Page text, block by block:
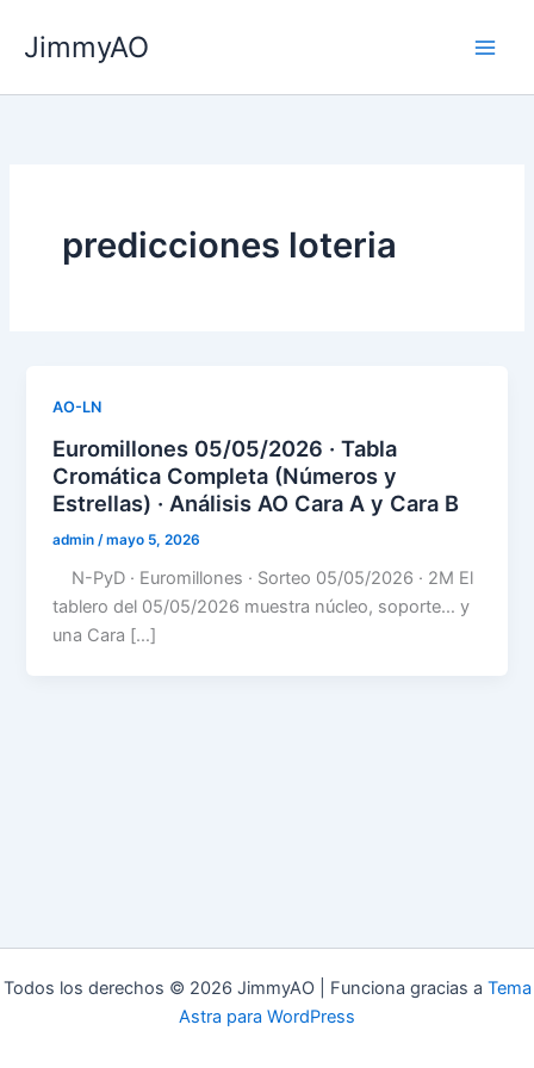
JimmyAO
predicciones loteria
AO-LN
Euromillones 05/05/2026 · Tabla
Cromática Completa (Números y
Estrellas) · Análisis AO Cara A y Cara B
admin /mayo 5, 2026
N-PyD · Euromillones · Sorteo 05/05/2026 · 2M El
tablero del 05/05/2026 muestra núcleo, soporte… y
una Cara […]
Todos los derechos © 2026 JimmyAO | Funciona gracias a Tema
Astra para WordPress